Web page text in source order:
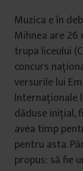
Muzica e în
Mihnea are 26
trupa liceului
concurs
versurile lui
Internaționale
dăduse inițial,
avea timp
pentru asta.
propus: să fie